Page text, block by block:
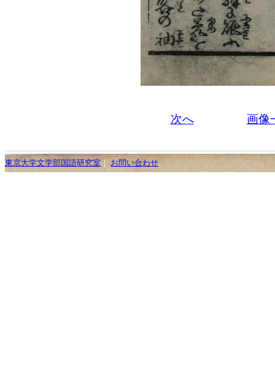
次へ 画像
東京大学文学部国語研究室 お問い合わせ